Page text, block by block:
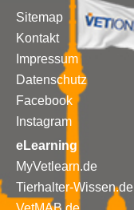
Sitemap
Kontakt
Impressum
Datenschutz
Facebook
Instagram
eLearning
MyVetlearn.de
Tierhalter-Wissen.de